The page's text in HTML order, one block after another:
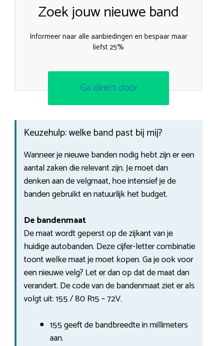
Zoek jouw nieuwe band
Informeer naar alle aanbiedingen en bespaar maar
liefst 25%
Ga direct door
Keuzehulp: welke band past bij mij?
Wanneer je nieuwe banden nodig hebt zijn er een
aantal zaken die relevant zijn. Je moet dan
denken aan de velgmaat, hoe intensief je de
banden gebruikt en natuurlijk het budget.
De bandenmaat
De maat wordt geperst op de zijkant van je
huidige autobanden. Deze cijfer-letter combinatie
toont welke maat je moet kopen. Ga je ook voor
een nieuwe velg? Let er dan op dat de maat dan
verandert. De code van de bandenmaat ziet er als
volgt uit: 155 / 80 R15 – 72V.
155 geeft de bandbreedte in millimeters
aan.